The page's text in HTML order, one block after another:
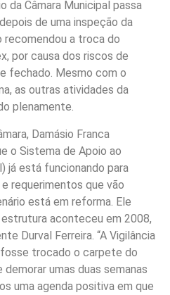
da Câmara Municipal passa
de uma inspeção da
recomendou a troca do
por causa dos riscos de
fechado. Mesmo com o
as outras atividades da
plenamente.
Damásio Franca
o Sistema de Apoio ao
já está funcionando para
requerimentos que vão
está em reforma. Ele
aconteceu em 2008,
Durval Ferreira. “A Vigilância
trocado o carpete do
umas duas semanas
uma agenda positiva em que